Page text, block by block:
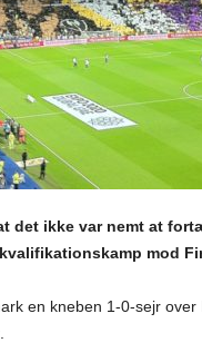
det ikke var nemt at
mod
en kneben 1-0-sejr